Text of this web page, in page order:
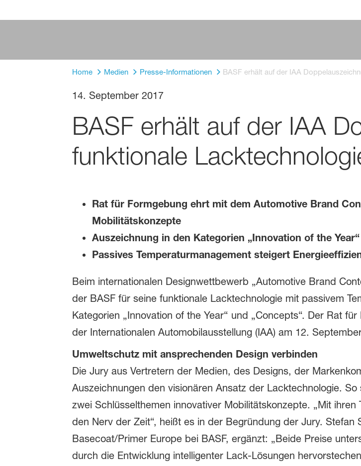
Home Medien Presse-Informationen BASF erhält auf der IAA
14. September 2017
BASF erhält auf der IAA
funktionale
Rat für Formgebung ehrt mit dem Automotive Brand
Mobilitätskonzepte
Auszeichnung in den Kategorien „Innovation of the
Passives Temperaturmanagement steigert
Beim internationalen Designwettbewerb „Automotive Brand
der BASF für seine funktionale Lacktechnologie mit passivem
Kategorien „Innovation of the Year“ und „Concepts“. Der Rat
der Internationalen Automobilausstellung (IAA) am 12.
Umweltschutz mit ansprechenden Design verbinden
Die Jury aus Vertretern der Medien, des Designs, der
Auszeichnungen den visionären Ansatz der Lacktechnologie.
zwei Schlüsselthemen innovativer Mobilitätskonzepte. „Mit
den Nerv der Zeit“, heißt es in der Begründung der Jury.
Basecoat/Primer Europe bei BASF, ergänzt: „Beide Preise
durch die Entwicklung intelligenter Lack-Lösungen